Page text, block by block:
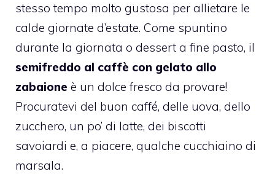
stesso tempo molto gustosa per allietare le
calde giornate d’estate. Come spuntino
durante la giornata o dessert a fine pasto, il
semifreddo al caffè con gelato allo
zabaione è un dolce fresco da provare!
Procuratevi del buon caffé, delle uova, dello
zucchero, un po’ di latte, dei biscotti
savoiardi e, a piacere, qualche cucchiaino di
marsala.